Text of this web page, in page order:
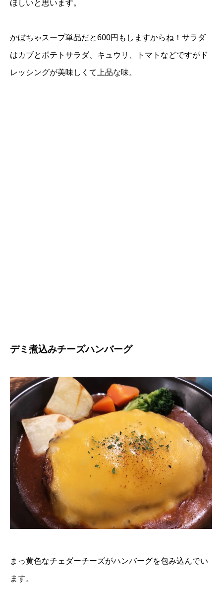
ほしいと思います。
かぼちゃスープ単品だと600円もしますからね！サラダ
はカブとポテトサラダ、キュウリ、トマトなどですがド
レッシングが美味しくて上品な味。
デミ煮込みチーズハンバーグ
まっ黄色なチェダーチーズがハンバーグを包み込んでい
ます。